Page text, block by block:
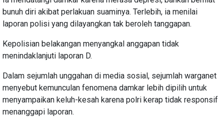
bunuh diri akibat perlakuan suaminya. Terlebih, ia menilai
laporan polisi yang dilayangkan tak beroleh tanggapan.
Kepolisian belakangan menyangkal anggapan tidak
menindaklanjuti laporan D.
Dalam sejumlah unggahan di media sosial, sejumlah warganet
menyebut kemunculan fenomena damkar lebih dipilih untuk
menyampaikan keluh-kesah karena polri kerap tidak responsif
menanggapi laporan.